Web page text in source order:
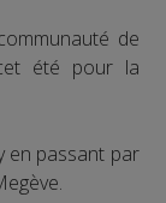
de
été pour la
en passant par